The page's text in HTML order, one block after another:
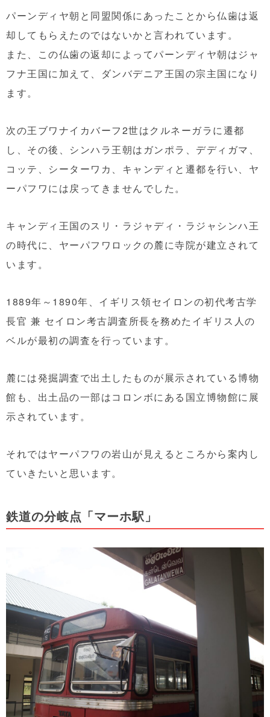
パーンディヤ朝と同盟関係にあったことから仏歯は返
却してもらえたのではないかと言われています。
また、この仏歯の返却によってパーンディヤ朝はジャ
フナ王国に加えて、ダンバデニア王国の宗主国になり
ます。
次の王ブワナイカバーフ2世はクルネーガラに遷都
し、その後、シンハラ王朝はガンポラ、デディガマ、
コッテ、シーターワカ、キャンディと遷都を行い、ヤ
ーパフワには戻ってきませんでした。
キャンディ王国のスリ・ラジャディ・ラジャシンハ王
の時代に、ヤーパフワロックの麓に寺院が建立されて
います。
1889年～1890年、イギリス領セイロンの初代考古学
長官 兼 セイロン考古調査所長を務めたイギリス人の
ベルが最初の調査を行っています。
麓には発掘調査で出土したものが展示されている博物
館も、出土品の一部はコロンボにある国立博物館に展
示されています。
それではヤーパフワの岩山が見えるところから案内し
ていきたいと思います。
鉄道の分岐点「マーホ駅」